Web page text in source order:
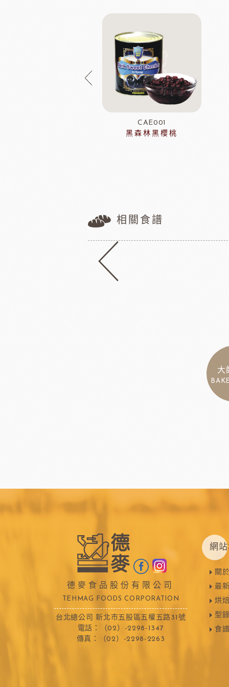
CAE001
黑森林黑櫻桃
相關食譜
大
德麥食品股份有限公司
TEHMAG FOODS CORPORATION
台北總公司 新北市五股區五權五路31號
電話：（02）-2298-1347
傳真：（02）-2298-2263
網
關
最
烘
型
食